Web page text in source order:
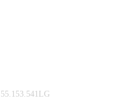
55.153.541LG